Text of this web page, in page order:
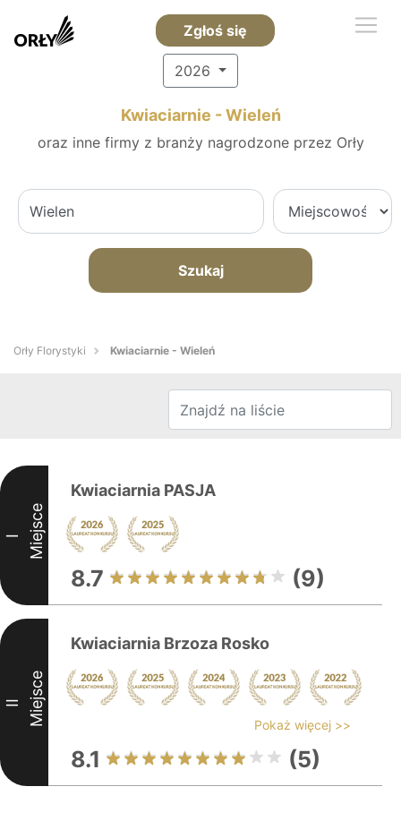
Zgłoś się
2026
Kwiaciarnie - Wieleń
oraz inne firmy z branży nagrodzone przez Orły
Szukaj
Orły Florystyki Kwiaciarnie - Wieleń
I Miejsce
Kwiaciarnia PASJA
8.7 (9)
II Miejsce
Kwiaciarnia Brzoza Rosko
Pokaż więcej >>
8.1 (5)